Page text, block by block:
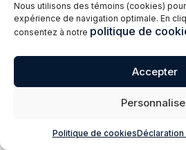
Nous utilisons des témoins (cookies)
expérience de navigation optimale. En
consentez à notre politique de
Accepter
Politique de cookies
© 2026 Erik Giasson – Coach exécutif.
Tous droits réservés.